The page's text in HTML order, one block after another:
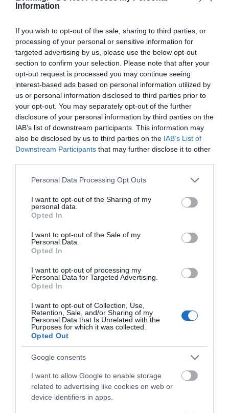
Information
If you wish to opt-out of the sale, sharing to third parties, or
processing of your personal or sensitive information for
targeted advertising by us, please use the below opt-out
section to confirm your selection. Please note that after your
opt-out request is processed you may continue seeing
interest-based ads based on personal information utilized by
us or personal information disclosed to third parties prior to
your opt-out. You may separately opt-out of the further
disclosure of your personal information by third parties on the
IAB’s list of downstream participants. This information may
also be disclosed by us to third parties on the IAB’s List of
Downstream Participants that may further disclose it to other
Please note that this website/app uses one or more Google
not limited to your visit or usage behaviour. You may click to
grant or deny consent to Google and its third-party tags to
use your data for below specified purposes in below Google
consent section.
Personal Data Processing Opt Outs
I want to opt-out of the Sharing of my
personal data.
Opted In
I want to opt-out of the Sale of my
Personal Data.
Opted In
I want to opt-out of processing my
Personal Data for Targeted Advertising.
Opted In
I want to opt-out of Collection, Use,
Retention, Sale, and/or Sharing of my
Personal Data that Is Unrelated with the
Purposes for which it was collected.
Opted Out
Google consents
I want to allow Google to enable storage
related to advertising like cookies on web or
device identifiers in apps.
Συγκίνηση στην Εύβοια: Νέοι από
τη Ρουμανία συνόδευσαν την Ιερή
Εικόνα
06.08.2026 | 18:40
Έπαθε ηλεκτροπληξία ενώ έκλεβε
καλώδια – Οι συνεργοί του τον
εγκατέλειψαν
06.08.2026 | 18:20
Πανικός σε πανηγύρι της Εύβοιας:
Δείτε τι έγινε χθες το βράδυ
Φωτιά στη Σκύρο: Πηγαίνουν
ενισχύσεις στο Νησί – Τώρα
πυροσβεστικά στο λιμάνι της
06.08.2026 | 17:40
αθλητικό κέντρο στην Εύβοια –
Υπογράφτηκε η σύμβαση
06.08.2026 | 17:20
Προφυλακίστηκε ο 44χρονος για
τη φωτιά στη Κεφαλονιά
06.08.2026 | 17:00
δασκάλων στην Εύβοια – Το θέμα
πάει στην βουλή
06.08.2026 | 16:45
ΠΕΡΙΣΣΟΤΕΡΑ ΑΠΟ ΠΟΛΙΤΙΣΜΟΣ
Έντονες αντιδράσεις
από το κοινό: Ο
Μανώλης Μητσιάς
απήγγειλε, αντί να
τραγουδήσει, τον
«Γιάννη τον φονιά»
λόγω απαγόρευσης του